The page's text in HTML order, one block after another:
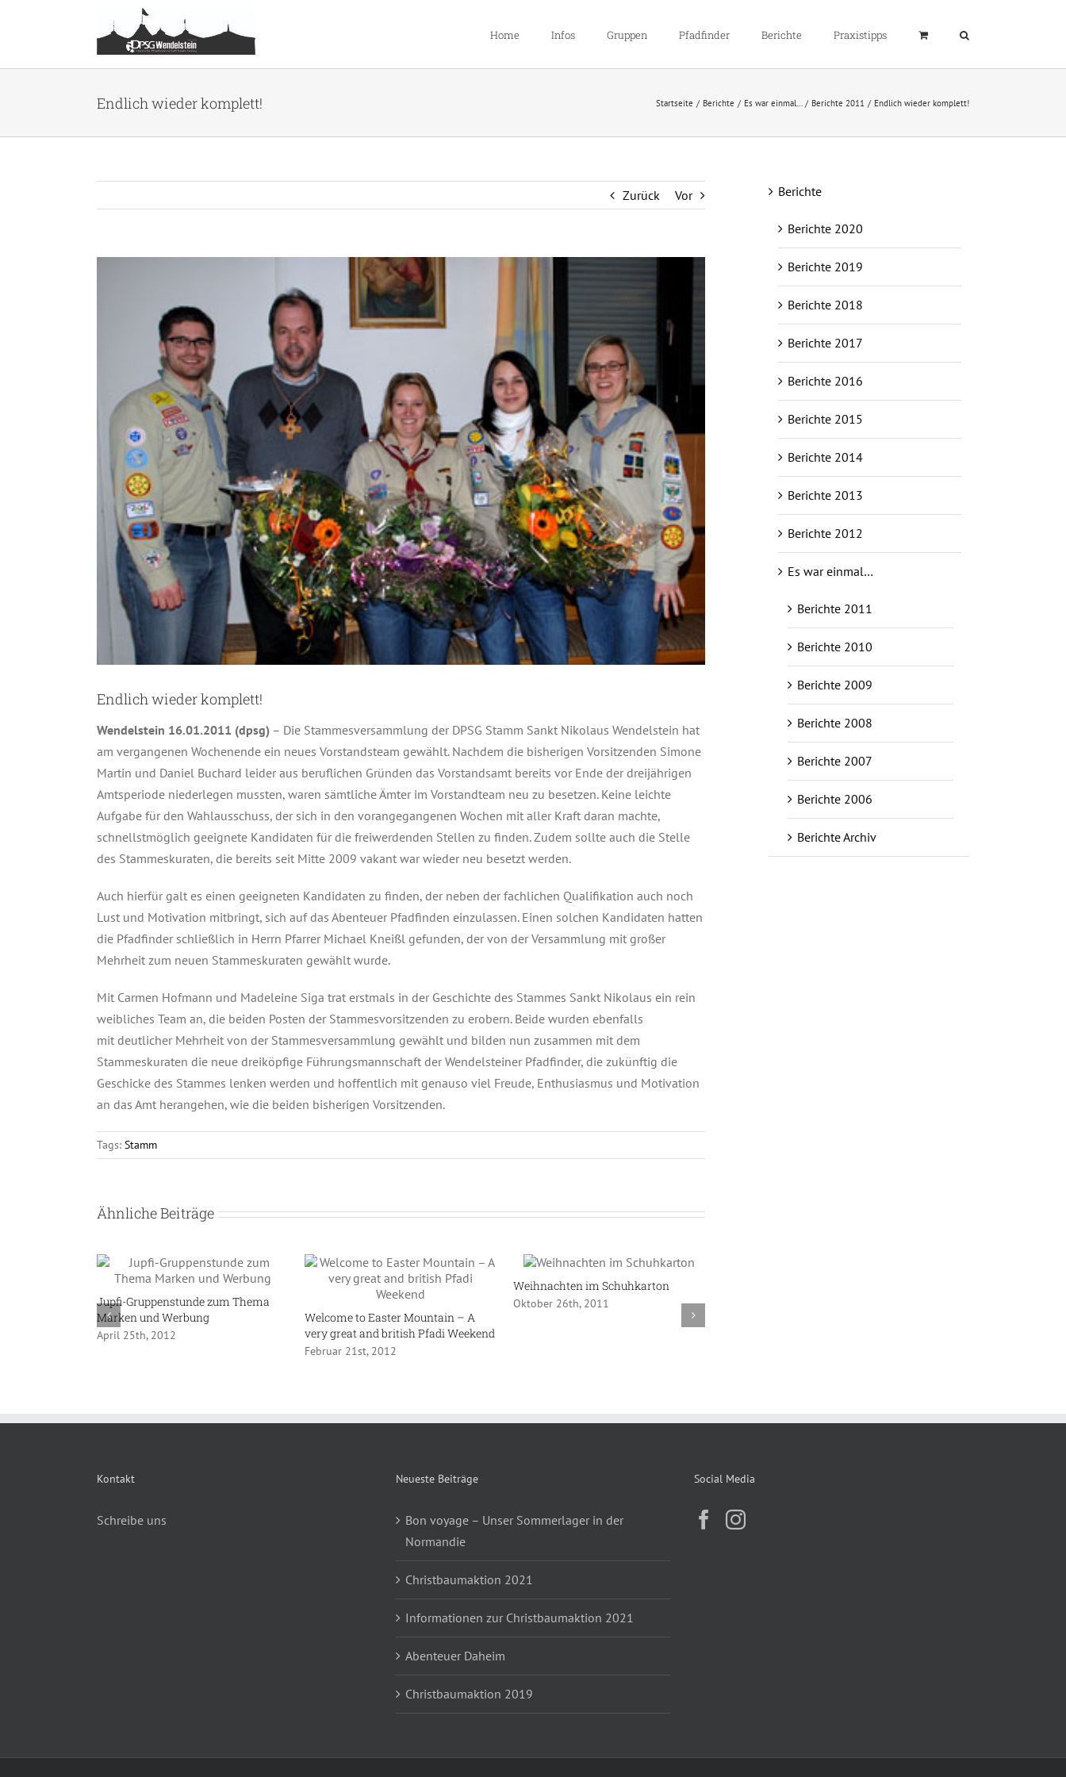
Home Infos Gruppen Pfadfinder Berichte Praxistipps
Endlich wieder komplett! Startseite Berichte Es war einmal... Berichte 2011 Endlich wieder komplett!
Zurück Vor
Endlich wieder komplett!
Wendelstein 16.01.2011 (dpsg) – Die Stammesversammlung der DPSG Stamm Sankt Nikolaus Wendelstein hat
am vergangenen Wochenende ein neues Vorstandsteam gewählt. Nachdem die bisherigen Vorsitzenden Simone
Martin und Daniel Buchard leider aus beruflichen Gründen das Vorstandsamt bereits vor Ende der dreijährigen
Amtsperiode niederlegen mussten, waren sämtliche Ämter im Vorstandteam neu zu besetzen. Keine leichte
Aufgabe für den Wahlausschuss, der sich in den vorangegangenen Wochen mit aller Kraft daran machte,
schnellstmöglich geeignete Kandidaten für die freiwerdenden Stellen zu finden. Zudem sollte auch die Stelle
des Stammeskuraten, die bereits seit Mitte 2009 vakant war wieder neu besetzt werden.
Auch hierfür galt es einen geeigneten Kandidaten zu finden, der neben der fachlichen Qualifikation auch noch
Lust und Motivation mitbringt, sich auf das Abenteuer Pfadfinden einzulassen. Einen solchen Kandidaten hatten
die Pfadfinder schließlich in Herrn Pfarrer Michael Kneißl gefunden, der von der Versammlung mit großer
Mehrheit zum neuen Stammeskuraten gewählt wurde.
Mit Carmen Hofmann und Madeleine Siga trat erstmals in der Geschichte des Stammes Sankt Nikolaus ein rein
weibliches Team an, die beiden Posten der Stammesvorsitzenden zu erobern. Beide wurden ebenfalls
mit deutlicher Mehrheit von der Stammesversammlung gewählt und bilden nun zusammen mit dem
Stammeskuraten die neue dreiköpfige Führungsmannschaft der Wendelsteiner Pfadfinder, die zukünftig die
Geschicke des Stammes lenken werden und hoffentlich mit genauso viel Freude, Enthusiasmus und Motivation
an das Amt herangehen, wie die beiden bisherigen Vorsitzenden.
Tags: Stamm
Ähnliche Beiträge
Jupfi-Gruppenstunde zum Thema
Marken und Werbung
April 25th, 2012
Welcome to Easter Mountain – A
very great and british Pfadi Weekend
Februar 21st, 2012
Weihnachten im Schuhkarton
Oktober 26th, 2011
Berichte
Berichte 2020
Berichte 2019
Berichte 2018
Berichte 2017
Berichte 2016
Berichte 2015
Berichte 2014
Berichte 2013
Berichte 2012
Es war einmal…
Berichte 2011
Berichte 2010
Berichte 2009
Berichte 2008
Berichte 2007
Berichte 2006
Berichte Archiv
Kontakt
Schreibe uns
Neueste Beiträge
Bon voyage – Unser Sommerlager in der
Normandie
Christbaumaktion 2021
Informationen zur Christbaumaktion 2021
Abenteuer Daheim
Christbaumaktion 2019
Social Media